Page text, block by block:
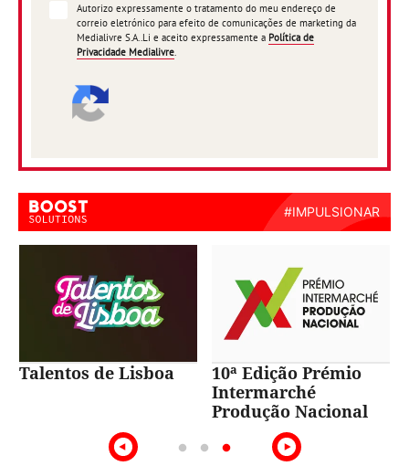
Autorizo expressamente o tratamento do meu endereço de
correio eletrónico para efeito de comunicações de marketing da
Medialivre S.A..Li e aceito expressamente a Política de
Privacidade Medialivre
Talentos de Lisboa
10ª Edição Prémio
Intermarché
Produção Nacional